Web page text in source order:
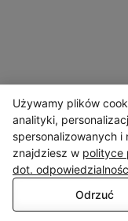
Nawilżający
Używamy plików
analityki,
spersonalizowanych i
znajdziesz w polityce
dot.
Odrzuć
Serwis
wyrażasz zgodę na